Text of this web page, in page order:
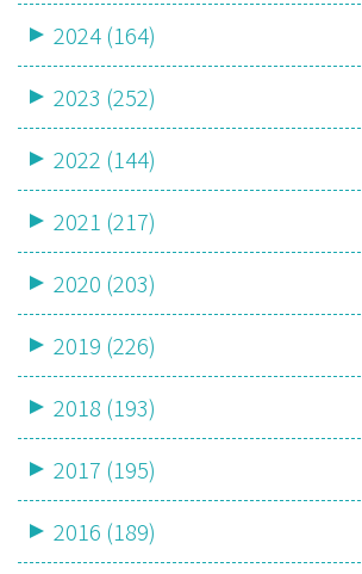
2024 (164)
2023 (252)
2022 (144)
2021 (217)
2020 (203)
2019 (226)
2018 (193)
2017 (195)
2016 (189)